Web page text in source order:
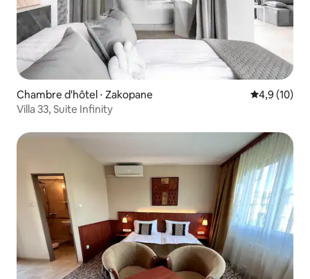
Chambre d'hôtel ⋅ Zakopane Évaluation
4,9 (10)
Villa 33, Suite Infinity